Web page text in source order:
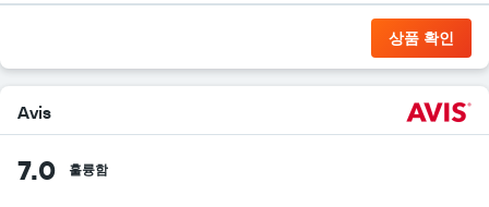
상품 확인
Avis
7.0 훌륭함